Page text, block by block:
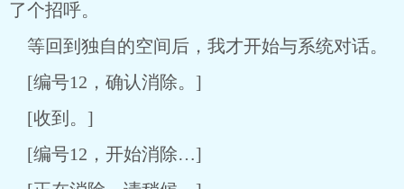
了个招呼。
等回到独自的空间后，我才开始与系统对话。
[编号12，确认消除。]
[收到。]
[编号12，开始消除…]